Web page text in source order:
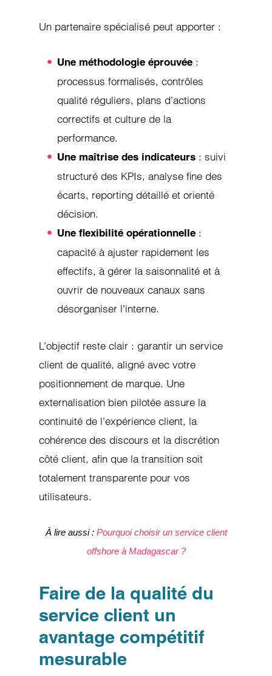
Un partenaire spécialisé peut apporter :
Une méthodologie éprouvée :
processus formalisés, contrôles
qualité réguliers, plans d’actions
correctifs et culture de la
performance.
Une maîtrise des indicateurs : suivi
structuré des KPIs, analyse fine des
écarts, reporting détaillé et orienté
décision.
Une flexibilité opérationnelle :
capacité à ajuster rapidement les
effectifs, à gérer la saisonnalité et à
ouvrir de nouveaux canaux sans
désorganiser l’interne.
L’objectif reste clair : garantir un service
client de qualité, aligné avec votre
positionnement de marque. Une
externalisation bien pilotée assure la
continuité de l’expérience client, la
cohérence des discours et la discrétion
côté client, afin que la transition soit
totalement transparente pour vos
utilisateurs.
À lire aussi : Pourquoi choisir un service client
offshore à Madagascar ?
Faire de la qualité du
service client un
avantage compétitif
mesurable